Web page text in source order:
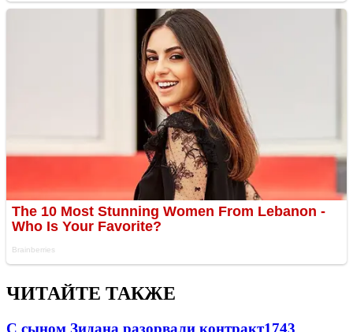
ЧИТАЙТЕ ТАКЖЕ
С сыном Зидана разорвали контракт1743